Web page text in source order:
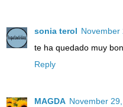
sonia terol November
te ha quedado muy
Reply
MAGDA November